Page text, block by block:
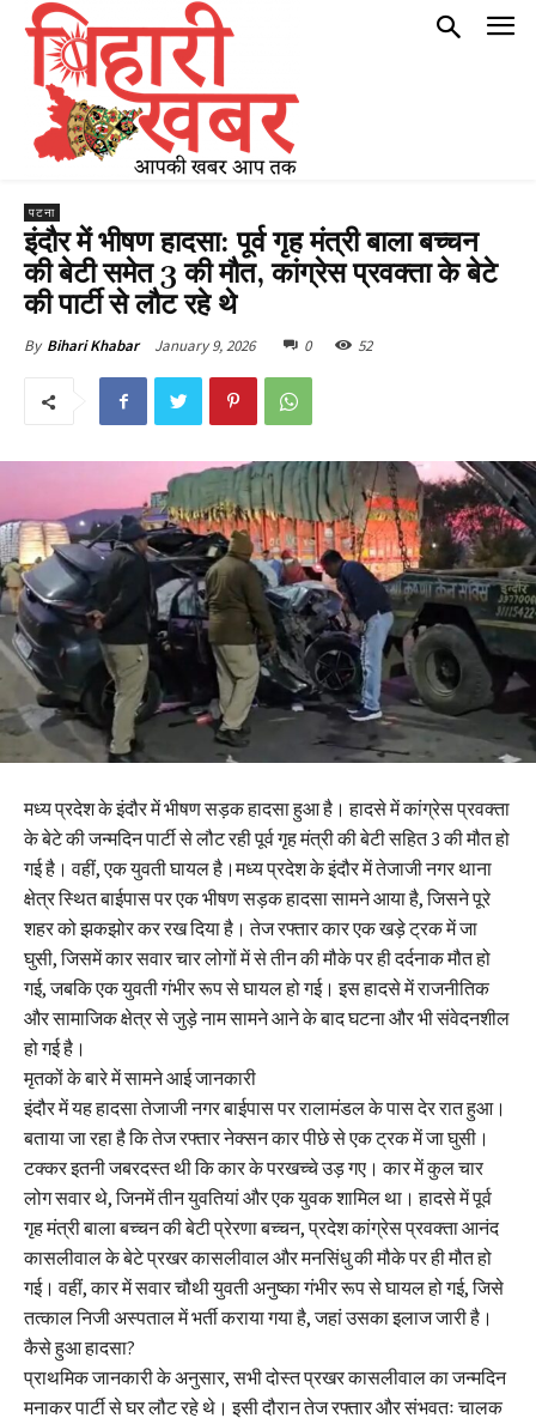
पटना
इंदौर में भीषण हादसा: पूर्व गृह मंत्री बाला बच्चन
की बेटी समेत 3 की मौत, कांग्रेस प्रवक्ता के बेटे
की पार्टी से लौट रहे थे
By Bihari Khabar January 9, 2026 0 52
मध्य प्रदेश के इंदौर में भीषण सड़क हादसा हुआ है। हादसे में कांग्रेस प्रवक्ता
के बेटे की जन्मदिन पार्टी से लौट रही पूर्व गृह मंत्री की बेटी सहित 3 की मौत हो
गई है। वहीं, एक युवती घायल है।मध्य प्रदेश के इंदौर में तेजाजी नगर थाना
क्षेत्र स्थित बाईपास पर एक भीषण सड़क हादसा सामने आया है, जिसने पूरे
शहर को झकझोर कर रख दिया है। तेज रफ्तार कार एक खड़े ट्रक में जा
घुसी, जिसमें कार सवार चार लोगों में से तीन की मौके पर ही दर्दनाक मौत हो
गई, जबकि एक युवती गंभीर रूप से घायल हो गई। इस हादसे में राजनीतिक
और सामाजिक क्षेत्र से जुड़े नाम सामने आने के बाद घटना और भी संवेदनशील
हो गई है।
मृतकों के बारे में सामने आई जानकारी
इंदौर में यह हादसा तेजाजी नगर बाईपास पर रालामंडल के पास देर रात हुआ।
बताया जा रहा है कि तेज रफ्तार नेक्सन कार पीछे से एक ट्रक में जा घुसी।
टक्कर इतनी जबरदस्त थी कि कार के परखच्चे उड़ गए। कार में कुल चार
लोग सवार थे, जिनमें तीन युवतियां और एक युवक शामिल था। हादसे में पूर्व
गृह मंत्री बाला बच्चन की बेटी प्रेरणा बच्चन, प्रदेश कांग्रेस प्रवक्ता आनंद
कासलीवाल के बेटे प्रखर कासलीवाल और मनसिंधु की मौके पर ही मौत हो
गई। वहीं, कार में सवार चौथी युवती अनुष्का गंभीर रूप से घायल हो गई, जिसे
तत्काल निजी अस्पताल में भर्ती कराया गया है, जहां उसका इलाज जारी है।
कैसे हुआ हादसा?
प्राथमिक जानकारी के अनुसार, सभी दोस्त प्रखर कासलीवाल का जन्मदिन
मनाकर पार्टी से घर लौट रहे थे। इसी दौरान तेज रफ्तार और संभवतः चालक